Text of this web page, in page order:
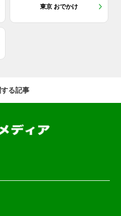
東京 おでかけ
る記事